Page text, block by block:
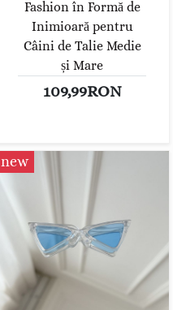
Fashion în Formă de
Inimioară pentru
Câini de Talie Medie
și Mare
109,99RON
new